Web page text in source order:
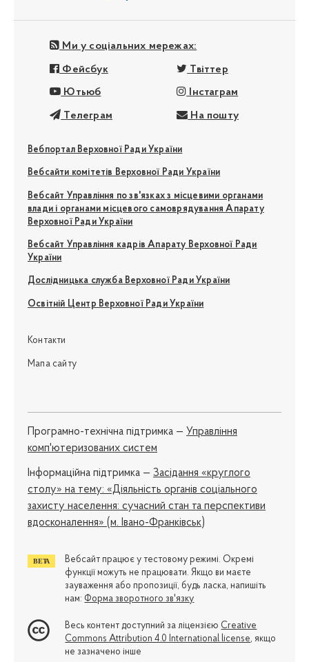
Ми у соціальних мережах:
Фейсбук Твіттер
Ютьюб Інстаграм
Телеграм На пошту
Вебпортал Верховної Ради України
Вебсайти комітетів Верховної Ради України
Вебсайт Управління по зв'язках з місцевими органами
влади і органами місцевого самоврядування Апарату
Верховної Ради України
Вебсайт Управління кадрів Апарату Верховної Ради
України
Дослідницька служба Верховної Ради України
Освітній Центр Верховної Ради України
Контакти
Мапа сайту
Програмно-технічна підтримка — Управління
комп'ютеризованих систем
Iнформаційна підтримка — Засідання «круглого
столу» на тему: «Діяльність органів соціального
захисту населення: сучасний стан та перспективи
вдосконалення» (м. Івано-Франківськ)
Вебсайт працює у тестовому режимі. Окремі
функції можуть не працювати. Якщо ви маєте
зауваження або пропозиції, будь ласка, напишіть
нам: Форма зворотного зв'язку
Весь контент доступний за ліцензією Creative
Commons Attribution 4.0 International license, якщо
не зазначено інше